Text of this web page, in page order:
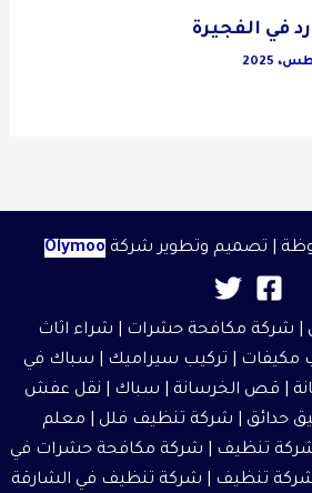
في الفجيرة
| تصميم وتطوير شركة Olymoo
شركة مكافحة حشرات
شراء اثاث
مكيفات | تركيب سيراميك | سباك في
| قص الخرسانة | سباك | نقل عفش
حدائق شركة تنظيف فلل
معلم
تنظيف
شركة مكافحة حشرات في
تنظيف شركة تنظيف في الشارقة